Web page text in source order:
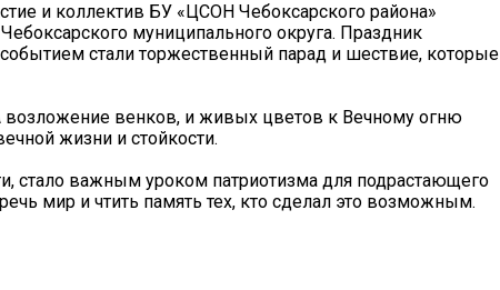
и коллектив БУ «ЦСОН Чебоксарского района»
муниципального округа. Праздник
стали торжественный парад и шествие, которые
возложение венков, и живых цветов к Вечному огню
жизни и стойкости.
стало важным уроком патриотизма для подрастающего
мир и чтить память тех, кто сделал это возможным.